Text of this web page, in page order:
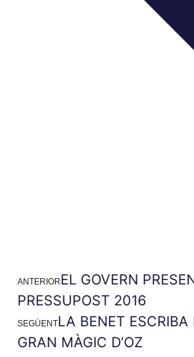
ANTERIOREL GOVERN
PRESSUPOST 2016
SEGÜENTLA BENET ESCRIBA
GRAN MÀGIC D’OZ